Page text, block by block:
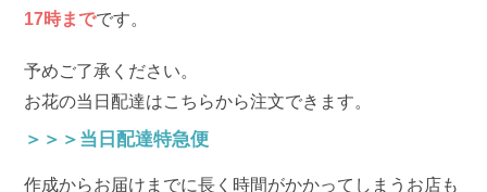
17時までです。
予めご了承ください。
お花の当日配達はこちらから注文できます。
＞＞＞当日配達特急便
作成からお届けまでに長く時間がかかってしまうお店も